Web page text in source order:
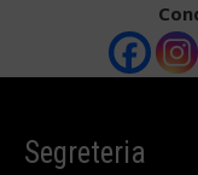
Segreteria